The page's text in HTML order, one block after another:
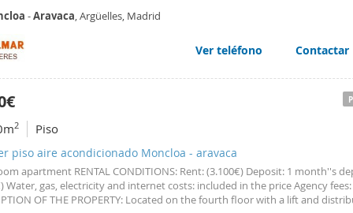
inmediata para entrar a vivir. CARACTERÍSTICAS: Calefacción:
Aire acondicionado Ascensor Portero automático/fisico Estado de
-Aravaca, Argüelles, Madrid
Ver teléfono Contactar
2 Piso
piso aire acondicionado Moncloa - aravaca
apartment RENTAL CONDITIONS: Rent: (3.100€) Deposit: 1 month''s
Water, gas, electricity and internet costs: included in the price Agency fees:
OF THE PROPERTY: Located on the fourth floor with a lift and